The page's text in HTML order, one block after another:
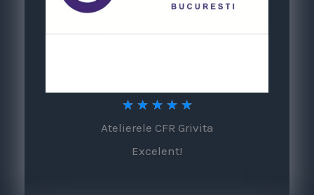
★ ★ ★ ★ ★5
/
Atelierele CFR Grivita
Excelent!